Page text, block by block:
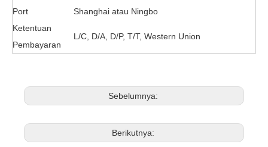
Port
Shanghai atau Ningbo
Ketentuan
Pembayaran
L/C, D/A, D/P, T/T, Western Union
Sebelumnya:
Berikutnya: